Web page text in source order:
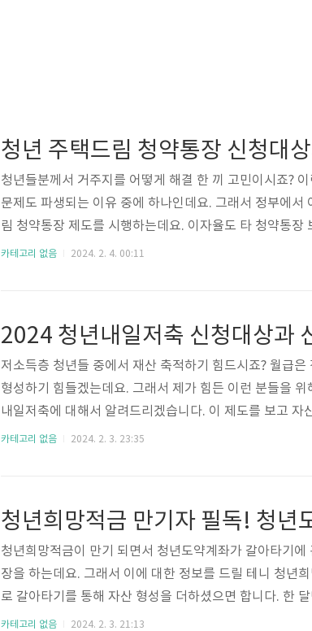
청년 주택드림 청약통장 신청대
청년들분께서 거주지를 어떻게 해결 한 끼 고민이시죠?
문제도 파생되는 이유 중에 하나인데요. 그래서 정부에서
림 청약통장 제도를 시행하는데요. 이자율도 타 청약통장
요. 이에 대한 정보를 알려 드리겠습니다. 그런데 재원이
금액은 모두 인정됩니다! - 취급 은행 : 우리/국민..
카테고리 없음 2024. 2. 4. 00:11
2024 청년내일저축 신청대상과
저소득층 청년들 중에서 재산 축적하기 힘드시죠? 월급
형성하기 힘들겠는데요. 그래서 제가 힘든 이런 분들을
내일저축에 대해서 알려드리겠습니다. 이 제도를 보고 자
셨으면 합니다. 청년내일저축 신청 페이지 바로가기 2024
구 분 차상위 이하 차상위 초과 가구소득 기준 중위소..
카테고리 없음 2024. 2. 3. 23:35
청년희망적금이 만기 되면서 청년도약계좌가 갈아타기
장을 하는데요. 그래서 이에 대한 정보를 드릴 테니 청년
로 갈아타기를 통해 자산 형성을 더하셨으면 합니다. 한
청하셔야 합니다. 청년도약게좌 갈아타기 페이지 바로가
카테고리 없음 2024. 2. 3. 21:13